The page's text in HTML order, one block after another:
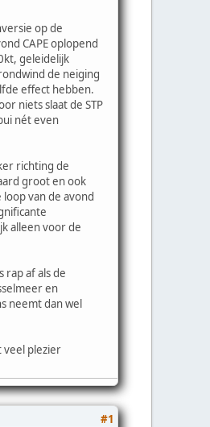
op de
CAPE oplopend
geleidelijk
de neiging
effect hebben.
niets slaat de STP
nét even
richting de
groot en ook
van de avond
alleen voor de
rap af als de
en
neemt dan wel
veel plezier
#1